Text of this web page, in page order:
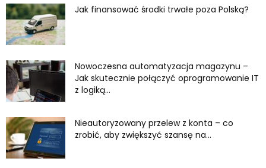
Jak finansować środki trwałe poza Polską?
Nowoczesna automatyzacja magazynu –
Jak skutecznie połączyć oprogramowanie IT
z logiką...
Nieautoryzowany przelew z konta – co
zrobić, aby zwiększyć szansę na...